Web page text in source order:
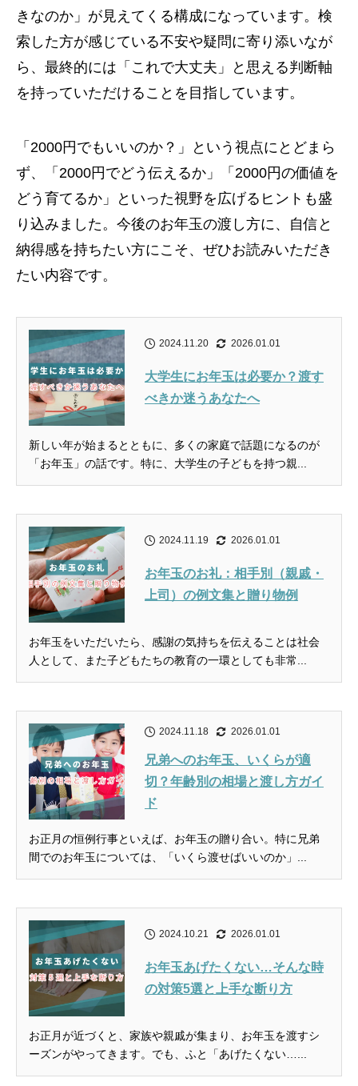
きなのか」が見えてくる構成になっています。検
索した方が感じている不安や疑問に寄り添いなが
ら、最終的には「これで大丈夫」と思える判断軸
を持っていただけることを目指しています。
「2000円でもいいのか？」という視点にとどまら
ず、「2000円でどう伝えるか」「2000円の価値を
どう育てるか」といった視野を広げるヒントも盛
り込みました。今後のお年玉の渡し方に、自信と
納得感を持ちたい方にこそ、ぜひお読みいただき
たい内容です。
2024.11.20 2026.01.01
大学生にお年玉は必要か？渡す
べきか迷うあなたへ
新しい年が始まるとともに、多くの家庭で話題になるのが
「お年玉」の話です。特に、大学生の子どもを持つ親...
2024.11.19 2026.01.01
お年玉のお礼：相手別（親戚・
上司）の例文集と贈り物例
お年玉をいただいたら、感謝の気持ちを伝えることは社会
人として、また子どもたちの教育の一環としても非常...
2024.11.18 2026.01.01
兄弟へのお年玉、いくらが適
切？年齢別の相場と渡し方ガイ
ド
お正月の恒例行事といえば、お年玉の贈り合い。特に兄弟
間でのお年玉については、「いくら渡せばいいのか」...
2024.10.21 2026.01.01
お年玉あげたくない…そんな時
の対策5選と上手な断り方
お正月が近づくと、家族や親戚が集まり、お年玉を渡すシ
ーズンがやってきます。でも、ふと「あげたくない…...